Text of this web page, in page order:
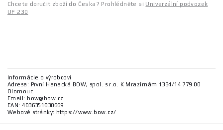
Chcete doručit zboží do Česka? Prohlédněte si Univerzální podvozek
UF 230
Informácie o výrobcovi
Adresa: První Hanacká BOW, spol. s r.o. K Mrazírnám 1334/14 779 00
Olomouc
Email: bow@bow.cz
EAN: 4036351030669
Webové stránky: https://www.bow.cz/